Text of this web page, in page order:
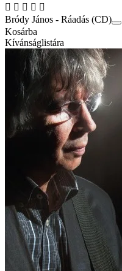
Bródy János - Ráadás (CD)
Kosárba
Kívánságlistára